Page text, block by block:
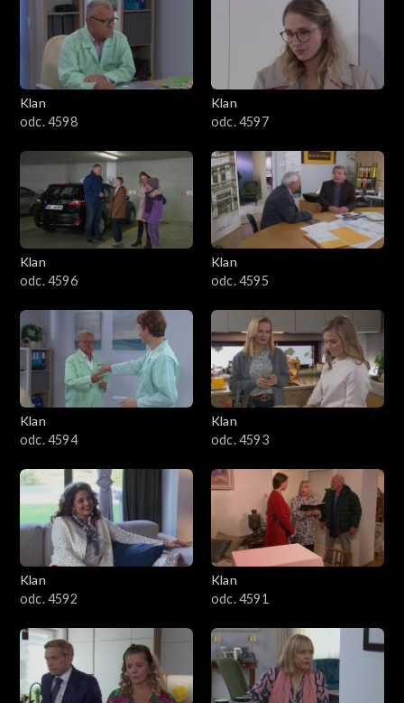
4201–4300
4101–4200
3901–4000
3801–3900
3701–3800
3601–3700
3501–3600
3401–3500
3201–3300
3101–3200
3001–3100
2901–3000
2801–2900
Klan
odc. 4598
Klan
odc. 4597
Klan
odc. 4596
Klan
odc. 4595
Klan
odc. 4594
Klan
odc. 4593
Klan
odc. 4592
Klan
odc. 4591